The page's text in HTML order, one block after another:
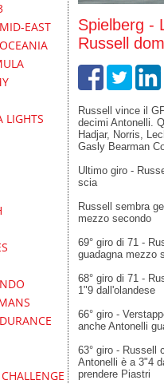
EAST
LIGHTS
Spielberg -
Russell
Russell vince il
decimi Antonelli.
Hadjar, Norris,
Gasly Bearman
Ultimo giro -
scia
Russell sembra
mezzo secondo
69° giro di 71 -
guadagna mezzo
68° giro di 71 -
1"9 dall'olandese
66° giro -
anche Antonelli
63° giro - Russell
Antonelli è a 3"4
prendere Piastri